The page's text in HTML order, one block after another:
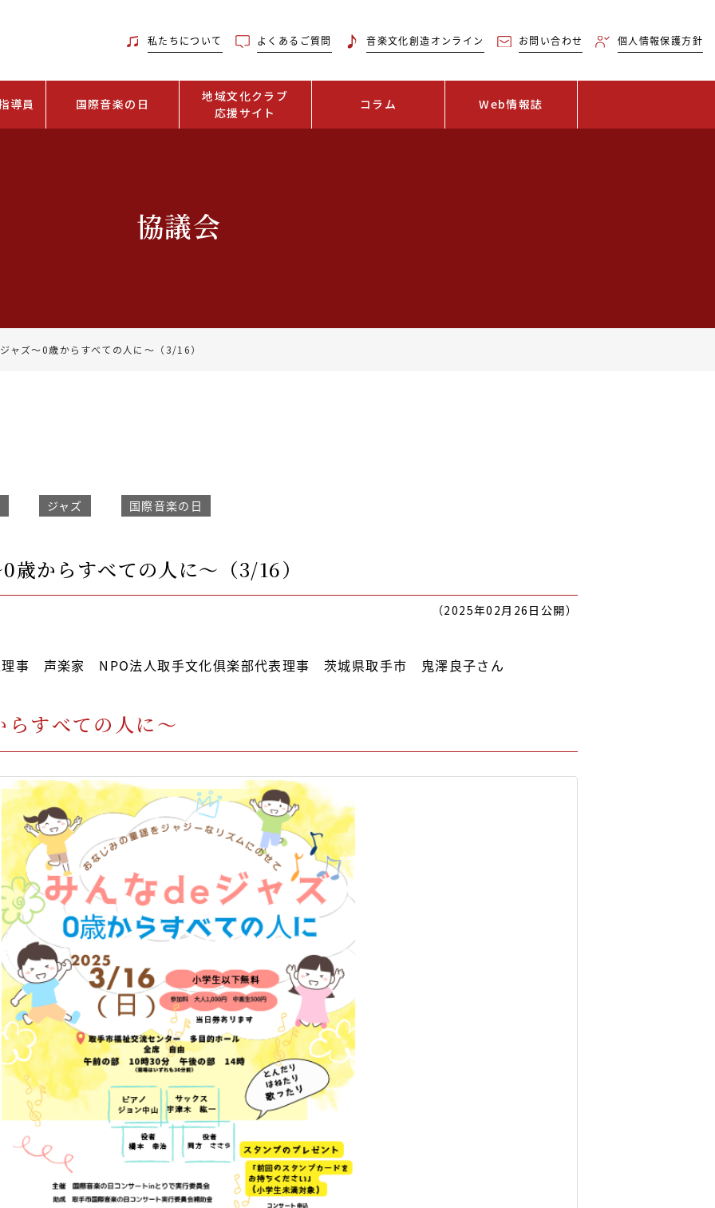
私たちについて よくあるご質問 音楽文化創造オンライン お問い合わせ 個人情報保護方針
導員 国際音楽の日
地域文化クラブ
応援サイト
コラム Web情報誌
協議会
ャズ～0歳からすべての人に～（3/16）
ジャズ 国際音楽の日
からすべての人に～（3/16）
（2025年02月26日公開）
理事 声楽家 NPO法人取手文化俱楽部代表理事 茨城県取手市 鬼澤良子さん
すべての人に～